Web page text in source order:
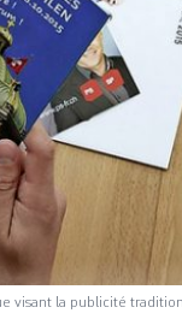
la publicité